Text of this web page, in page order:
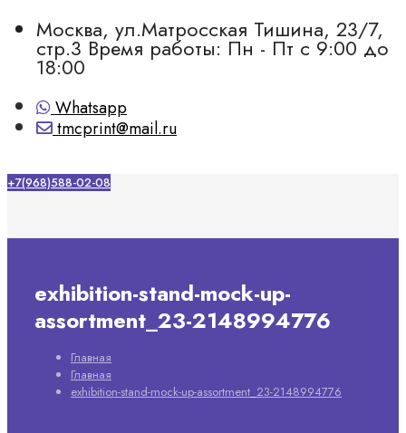
Москва, ул.Матросская Тишина, 23/7,
стр.3 Время работы: Пн - Пт с 9:00 до
18:00
Whatsapp
tmcprint@mail.ru
+7(968)588-02-08
exhibition-stand-mock-up-
assortment_23-2148994776
Главная
Главная
exhibition-stand-mock-up-assortment_23-2148994776